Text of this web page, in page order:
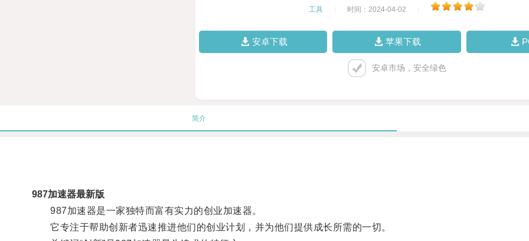
工具 时间：2024-04-02
安卓下载 苹果下载
安卓市场，安全绿色
简介
987加速器最新版
987加速器是一家独特而富有实力的创业加速器。
它专注于帮助创新者迅速推进他们的创业计划，并为他们提供成长所需的一切。